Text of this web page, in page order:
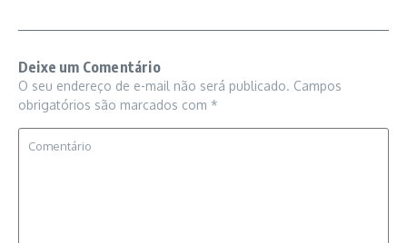
Deixe um Comentário
O seu endereço de e-mail não será publicado. Campos
obrigatórios são marcados com *